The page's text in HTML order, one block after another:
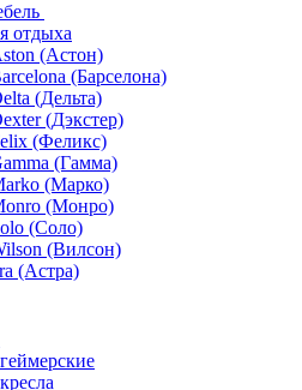
отдыха
(Астон)
(Барселона)
(Дельта)
(Дэкстер)
(Феликс)
(Гамма)
(Марко)
(Монро)
(Соло)
(Вилсон)
(Астра)